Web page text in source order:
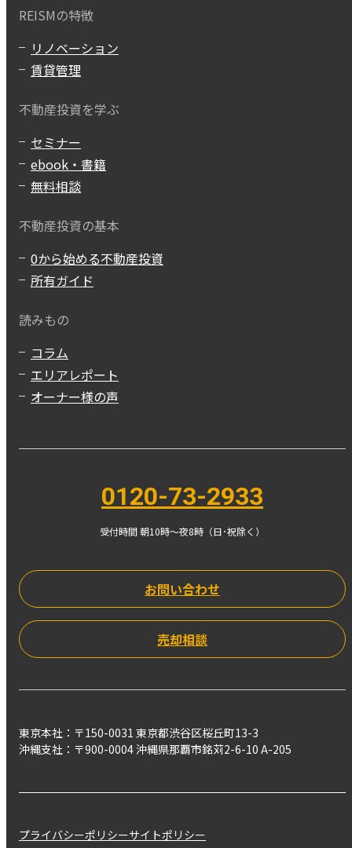
REISMの特徴
リノベーション
賃貸管理
不動産投資を学ぶ
セミナー
ebook・書籍
無料相談
不動産投資の基本
0から始める不動産投資
所有ガイド
読みもの
コラム
エリアレポート
オーナー様の声
0120-73-2933
受付時間 朝10時〜夜8時（日･祝除く）
お問い合わせ
売却相談
東京本社：〒150-0031 東京都渋谷区桜丘町13-3
沖縄支社：〒900-0004 沖縄県那覇市銘苅2-6-10 A-205
プライバシーポリシーサイトポリシー